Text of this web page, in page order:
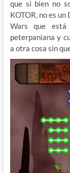
que si bien no
KOTOR, no es
Wars que está
peterpaniana y
a otra cosa sin